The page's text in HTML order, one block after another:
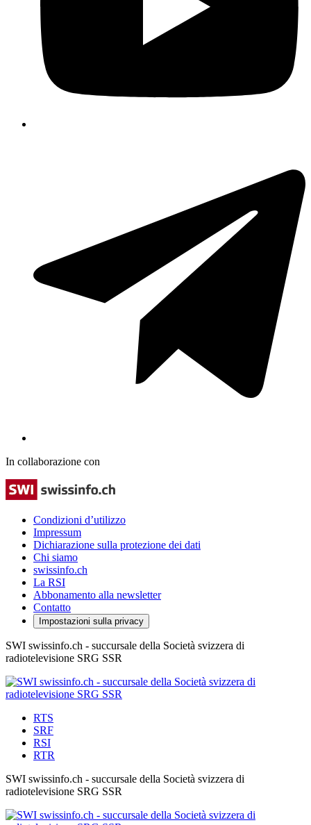
In collaborazione con
Condizioni d’utilizzo
Impressum
Dichiarazione sulla protezione dei dati
Chi siamo
swissinfo.ch
La RSI
Abbonamento alla newsletter
Contatto
Impostazioni sulla privacy
SWI swissinfo.ch - succursale della Società svizzera di
radiotelevisione SRG SSR
RTS
SRF
RSI
RTR
SWI swissinfo.ch - succursale della Società svizzera di
radiotelevisione SRG SSR